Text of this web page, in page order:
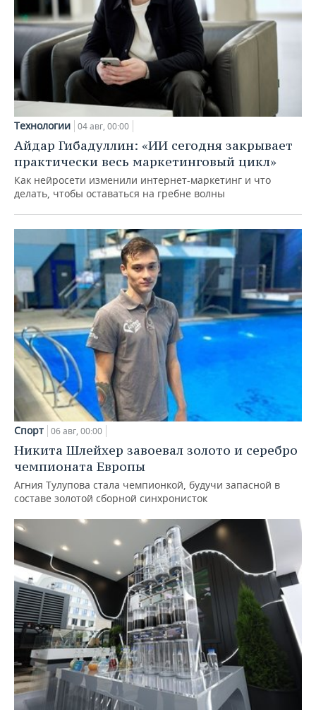
Технологии 04 авг, 00:00
Айдар Гибадуллин: «ИИ сегодня закрывает
практически весь маркетинговый цикл»
Как нейросети изменили интернет-маркетинг и что
делать, чтобы оставаться на гребне волны
Спорт 06 авг, 00:00
Никита Шлейхер завоевал золото и серебро
чемпионата Европы
Агния Тулупова стала чемпионкой, будучи запасной в
составе золотой сборной синхронисток